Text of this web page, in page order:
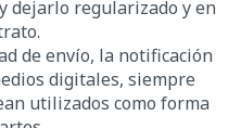
dejarlo regularizado y en
de envío, la notificación
digitales, siempre
utilizados como forma